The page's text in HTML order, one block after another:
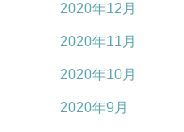
2020年12月
2020年11月
2020年10月
2020年9月